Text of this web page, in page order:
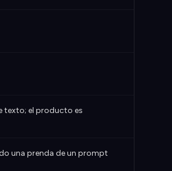
texto; el producto es
una prenda de un prompt